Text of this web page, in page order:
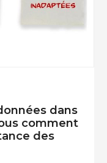
dans
comment
des